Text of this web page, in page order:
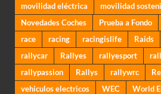
movilidad eléctrica
movilidad
Novedades Coches
Prueba a Fondo
race
racing racingislife Raids
rallycar
Rallyes rallyesport
rallypassion
Rallys rallywrc
vehiculos electricos
WEC
World